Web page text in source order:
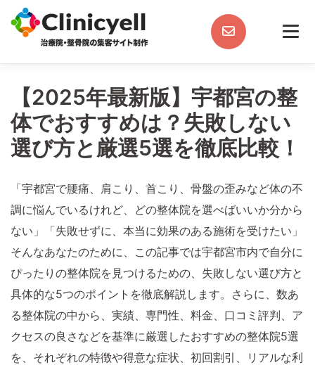
content
【2025年最新版】宇都宮の整
体でおすすめは？失敗しない
選び方と厳選5選を徹底比較！
「宇都宮で腰痛、肩こり、首こり、骨盤の歪みなど体の不
調に悩んでいるけれど、どの整体院を選べばいいか分から
ない」「失敗せずに、本当に効果のある施術を受けたい」
そんなあなたのために、この記事では宇都宮市内で自分に
ぴったりの整体院を見つけるための、失敗しない選び方と
具体的な5つのポイントを徹底解説します。さらに、数あ
る整体院の中から、実績、専門性、料金、口コミ評判、ア
クセスの良さなどを基準に厳選したおすすめの整体院5選
を、それぞれの特徴や得意な症状、初回割引、リアルな利